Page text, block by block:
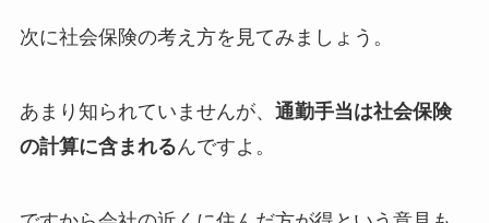
次に社会保険の考え方を見てみましょう。
あまり知られていませんが、 通勤手当は社会保険
の計算に含まれるんですよ。